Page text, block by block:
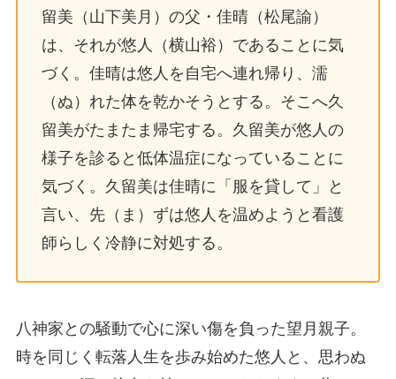
留美（山下美月）の父・佳晴（松尾諭）
は、それが悠人（横山裕）であることに気
づく。佳晴は悠人を自宅へ連れ帰り、濡
（ぬ）れた体を乾かそうとする。そこへ久
留美がたまたま帰宅する。久留美が悠人の
様子を診ると低体温症になっていることに
気づく。久留美は佳晴に「服を貸して」と
言い、先（ま）ずは悠人を温めようと看護
師らしく冷静に対処する。
八神家との騒動で心に深い傷を負った望月親子。
時を同じく転落人生を歩み始めた悠人と、思わぬ